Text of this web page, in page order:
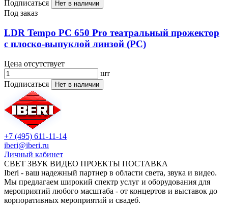
Подписаться Нет в наличии
Под заказ
LDR Tempo PC 650 Pro театральный прожектор
с плоско-выпуклой линзой (PC)
Цена отсутствует
шт
Подписаться
Нет в наличии
+7 (495) 611-11-14
iberi@iberi.ru
Личный кабинет
СВЕТ ЗВУК ВИДЕО ПРОЕКТЫ ПОСТАВКА
Iberi - ваш надежный партнер в области света, звука и видео.
Мы предлагаем широкий спектр услуг и оборудования для
мероприятий любого масштаба - от концертов и выставок до
корпоративных мероприятий и свадеб.